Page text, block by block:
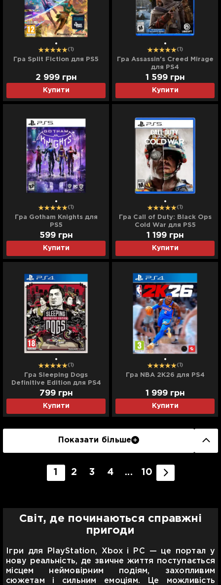
(1)
Гра Split Fiction для PS5
Купити
2 999 грн
(1)
Гра Assassin's Creed Mirage
для PS4
Купити
1 599 грн
(1)
Гра Gotham Knights для
PS5
Купити
599 грн
(1)
Гра Call of Duty: Black Ops
Cold War для PS5
Купити
1 199 грн
(1)
Гра Sleeping Dogs
Definitive Edition для PS4
Купити
799 грн
(1)
Гра NBA 2K26 для PS4
Купити
1 999 грн
Показати більше
1 2 3 4 ... 10
Світ, де починаються справжні
пригоди
Ігри для PlayStation, Xbox і PC — це портал у
нову реальність, де звичне життя поступається
місцем неймовірним подіям, захопливим
сюжетам і сильним емоціям. Це можливість